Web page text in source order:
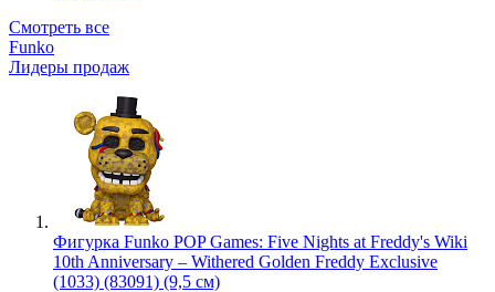
Смотреть все
Funko
Лидеры продаж
Фигурка Funko POP Games: Five Nights at Freddy's Wiki
10th Anniversary – Withered Golden Freddy Exclusive
(1033) (83091) (9,5 см)